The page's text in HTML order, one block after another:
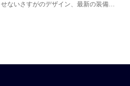
せないさすがのデザイン、最新の装備も